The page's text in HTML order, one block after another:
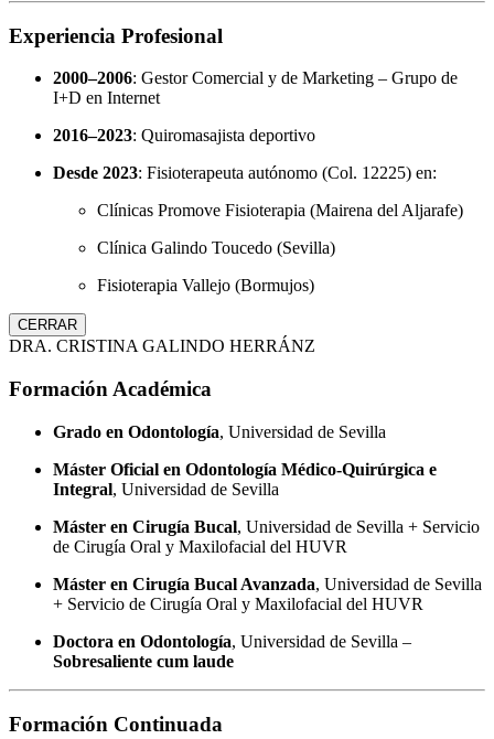
Experiencia Profesional
2000–2006: Gestor Comercial y de Marketing – Grupo de
I+D en Internet
2016–2023: Quiromasajista deportivo
Desde 2023: Fisioterapeuta autónomo (Col. 12225) en:
Clínicas Promove Fisioterapia (Mairena del Aljarafe)
Clínica Galindo Toucedo (Sevilla)
Fisioterapia Vallejo (Bormujos)
CERRAR
DRA. CRISTINA GALINDO HERRÁNZ
Formación Académica
Grado en Odontología, Universidad de Sevilla
Máster Oficial en Odontología Médico-Quirúrgica e
Integral, Universidad de Sevilla
Máster en Cirugía Bucal, Universidad de Sevilla + Servicio
de Cirugía Oral y Maxilofacial del HUVR
Máster en Cirugía Bucal Avanzada, Universidad de Sevilla
+ Servicio de Cirugía Oral y Maxilofacial del HUVR
Doctora en Odontología, Universidad de Sevilla –
Sobresaliente cum laude
Formación Continuada